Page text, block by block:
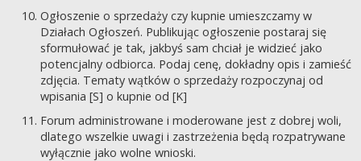
Ogłoszenie o sprzedaży czy kupnie umieszczamy w
Działach Ogłoszeń. Publikując ogłoszenie postaraj się
sformułować je tak, jakbyś sam chciał je widzieć jako
potencjalny odbiorca. Podaj cenę, dokładny opis i zamieść
zdjęcia. Tematy wątków o sprzedaży rozpoczynaj od
wpisania [S] o kupnie od [K]
Forum administrowane i moderowane jest z dobrej woli,
dlatego wszelkie uwagi i zastrzeżenia będą rozpatrywane
wyłącznie jako wolne wnioski.